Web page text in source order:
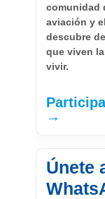
comunidad
aviación y
descubre
que viven
vivir.
→
Únete